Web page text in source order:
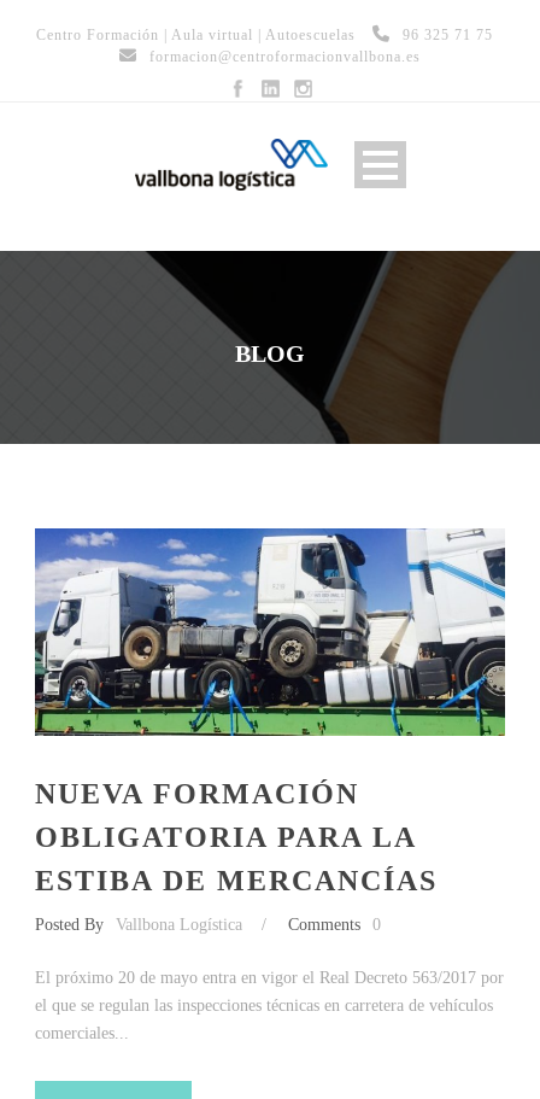
Centro Formación Aula virtual Autoescuelas
96 325 71 75
formacion@centroformacionvallbona.es
BLOG
NUEVA FORMACIÓN
OBLIGATORIA PARA LA
ESTIBA DE MERCANCÍAS
Posted By Vallbona Logística / Comments 0
El próximo 20 de mayo entra en vigor el Real Decreto 563/2017 por
el que se regulan las inspecciones técnicas en carretera de vehículos
comerciales...